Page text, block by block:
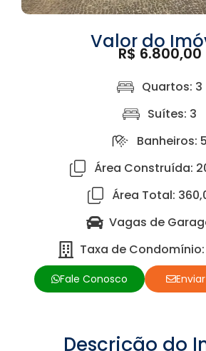
Valor do
R$ 6.800,00
Quartos: 3
Suítes: 3
Banheiros: 5
Área Construída:
Área Total:
Vagas de
Taxa de Condomínio:
Fale Conosco
Descrição do